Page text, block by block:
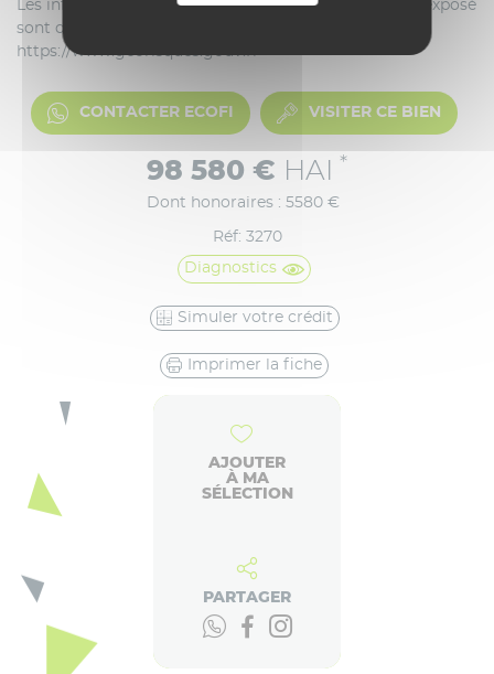
Les informations sur les risques auxquels ce bien est exposé
sont disponibles sur le site Géorisques :
https://www.georisques.gouv.fr
CONTACTER ECOFI VISITER CE BIEN
98 580 € HAI *
Dont honoraires : 5580 €
Réf: 3270
Diagnostics
Imprimer la fiche
Simuler votre crédit
AJOUTER
À MA
SÉLECTION
PARTAGER